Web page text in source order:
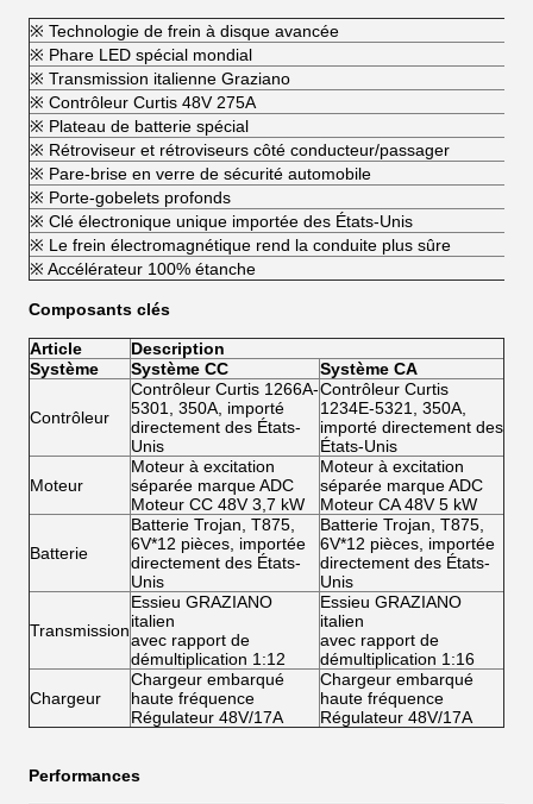
※ Technologie de frein à disque avancée
※ Phare LED spécial mondial
※ Transmission italienne Graziano
※ Contrôleur Curtis 48V 275A
※ Plateau de batterie spécial
※ Rétroviseur et rétroviseurs côté conducteur/passager
※ Pare-brise en verre de sécurité automobile
※ Porte-gobelets profonds
※ Clé électronique unique importée des États-Unis
※ Le frein électromagnétique rend la conduite plus sûre
※ Accélérateur 100% étanche
Composants clés
Article
Description
Système
Système CC Système CA
Contrôleur
Contrôleur Curtis 1266A-
5301, 350A, importé
directement des États-
Unis
Contrôleur Curtis
1234E-5321, 350A,
importé directement des
États-Unis
Moteur
Moteur à excitation
séparée marque ADC
Moteur CC 48V 3,7 kW
Moteur à excitation
séparée marque ADC
Moteur CA 48V 5 kW
Batterie
Batterie Trojan, T875,
6V*12 pièces, importée
directement des États-
Unis
Batterie Trojan, T875,
6V*12 pièces, importée
directement des États-
Unis
Transmission
Essieu GRAZIANO
italien
avec rapport de
démultiplication 1:12
Essieu GRAZIANO
italien
avec rapport de
démultiplication 1:16
Chargeur
Chargeur embarqué
haute fréquence
Régulateur 48V/17A
Chargeur embarqué
haute fréquence
Régulateur 48V/17A
Performances